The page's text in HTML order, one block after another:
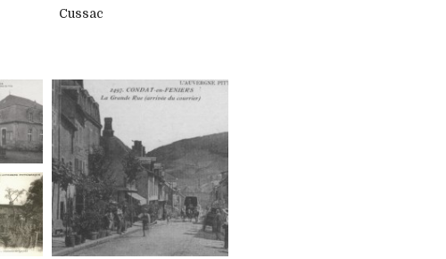
Cussac